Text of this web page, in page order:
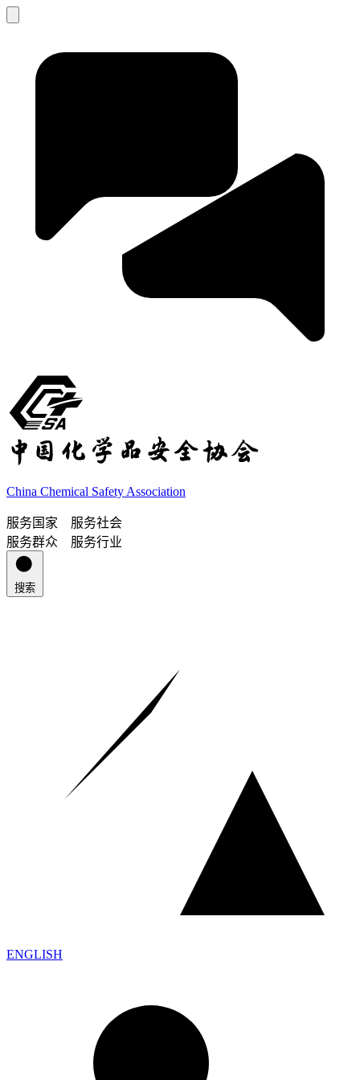
China Chemical Safety Association
服务国家 服务社会
服务群众 服务行业
搜索
ENGLISH